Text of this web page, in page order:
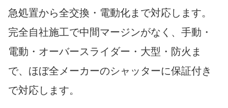
急処置から全交換・電動化まで対応します。
完全自社施工で中間マージンがなく、手動・
電動・オーバースライダー・大型・防火ま
で、ほぼ全メーカーのシャッターに保証付き
で対応します。